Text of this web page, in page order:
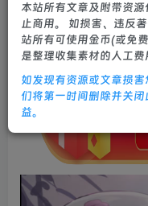
本站所有文章及附带资
止商用。 如损害、违反
站所有可使用金币(或免
是整理收集素材的人工费
如发现有资源或文章损
们将第一时间删除并关
益。